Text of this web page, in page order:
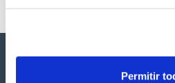
Permitir